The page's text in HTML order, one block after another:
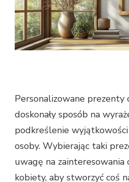
Personalizowane
doskonały sposób na
podkreślenie
osoby. Wybierając taki
uwagę na zainteresowania
kobiety, aby stworzyć coś